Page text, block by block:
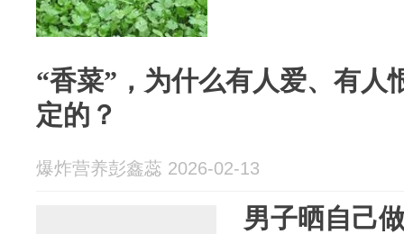
“香菜”，为什么有人爱、有人
定的？
爆炸营养彭鑫蕊 2026-02-13
男子晒自己